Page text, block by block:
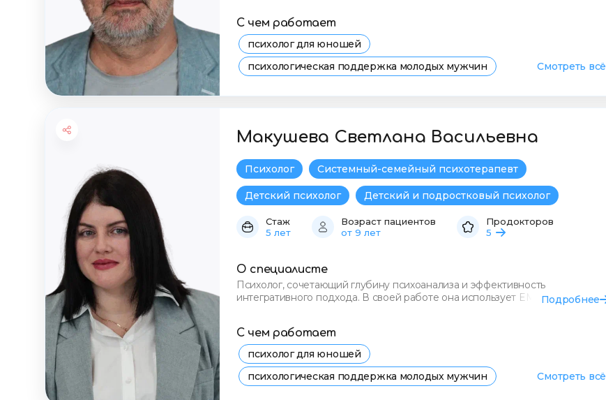
С чем работает
психолог для юношей
психологическая поддержка молодых мужчин
Смотреть всё
Макушева Светлана Васильевна
Психолог Системный-семейный психотерапевт
Детский психолог Детский и подростковый психолог
Стаж
5 лет
Возраст пациентов
от 9 лет
Продокторов
5
О специалисте
Психолог, сочетающий глубину психоанализа и эффективность
интегративного подхода. В своей работе она использует EMDR/ДПДГ и
Подробнее
С чем работает
психолог для юношей
психологическая поддержка молодых мужчин
Смотреть всё